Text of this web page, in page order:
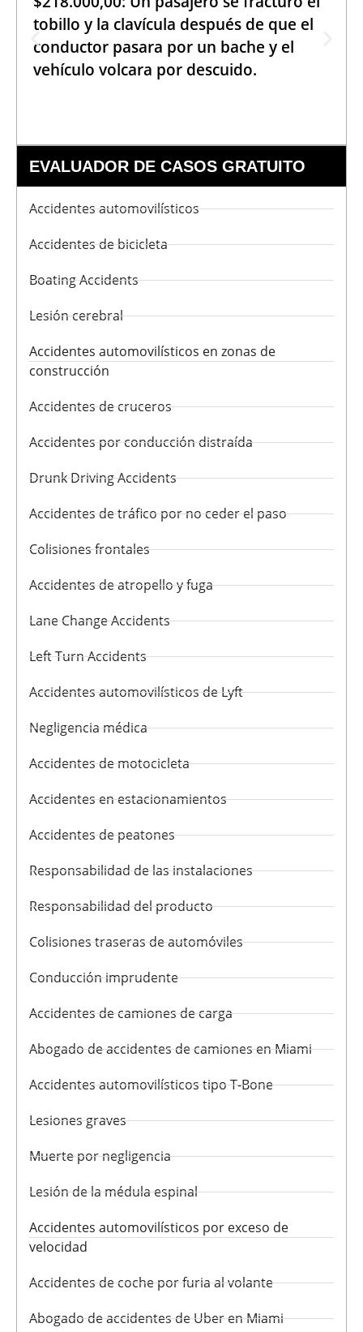
tobillo y la clavícula después de que el
conductor pasara por un bache y el
vehículo volcara por descuido.
EVALUADOR DE CASOS GRATUITO
Accidentes automovilísticos
Accidentes de bicicleta
Boating Accidents
Lesión cerebral
Accidentes automovilísticos en zonas de
construcción
Accidentes de cruceros
Accidentes por conducción distraída
Drunk Driving Accidents
Accidentes de tráfico por no ceder el paso
Colisiones frontales
Accidentes de atropello y fuga
Lane Change Accidents
Left Turn Accidents
Accidentes automovilísticos de Lyft
Negligencia médica
Accidentes de motocicleta
Accidentes en estacionamientos
Accidentes de peatones
Responsabilidad de las instalaciones
Responsabilidad del producto
Colisiones traseras de automóviles
Conducción imprudente
Accidentes de camiones de carga
Abogado de accidentes de camiones en Miami
Accidentes automovilísticos tipo T-Bone
Lesiones graves
Muerte por negligencia
Lesión de la médula espinal
Accidentes automovilísticos por exceso de
velocidad
Accidentes de coche por furia al volante
Abogado de accidentes de Uber en Miami